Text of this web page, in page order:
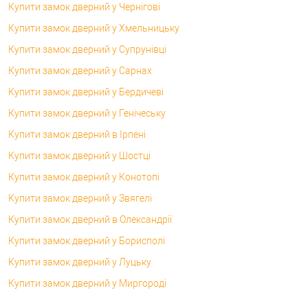
Купити замок дверний у Чернігові
Купити замок дверний у Хмельницьку
Купити замок дверний у Супрунівці
Купити замок дверний у Сарнах
Купити замок дверний у Бердичеві
Купити замок дверний у Генічеську
Купити замок дверний в Ірпені
Купити замок дверний у Шостці
Купити замок дверний у Конотопі
Купити замок дверний у Звягелі
Купити замок дверний в Олександрії
Купити замок дверний у Борисполі
Купити замок дверний у Луцьку
Купити замок дверний у Миргороді